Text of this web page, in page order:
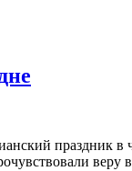
праздник в
веру